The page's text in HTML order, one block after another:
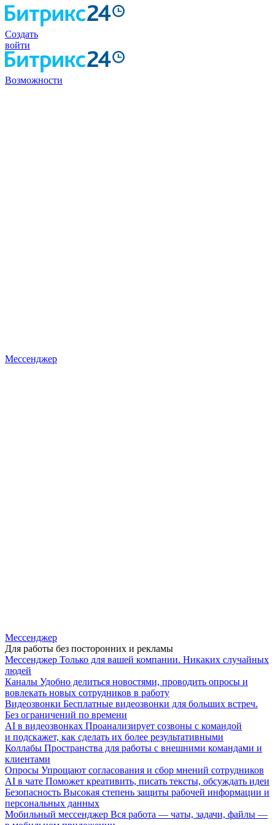
Создать
войти
Возможности
Мессенджер
Мессенджер
Для работы без посторонних и рекламы
Мессенджер Только для вашей компании. Никаких случайных
людей
Каналы Удобно делиться новостями, проводить опросы и
вовлекать новых сотрудников в работу
Видеозвонки Бесплатные видеозвонки для больших встреч.
Без ограничений по времени
AI в видеозвонках Проанализирует созвоны с командой
и подскажет, как сделать их более результативными
Коллабы Пространства для работы с внешними командами и
клиентами
Опросы Упрощают согласования и сбор мнений сотрудников
AI в чате Поможет креативить, писать тексты, обсуждать идеи
Безопасность Высокая степень защиты рабочей информации и
персональных данных
Мобильный мессенджер Вся работа — чаты, задачи, файлы —